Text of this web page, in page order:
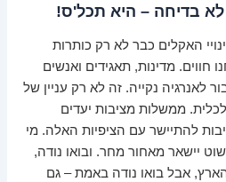
בדיחה – היא תכל'ס!
האקלים כבר לא רק כותרות
מדינות, תאגידים ואנשים
לאנרגיה נקייה. זה לא רק עניין של
ממשלות מציבות יעדים
להתיישר עם הציפיות האלה. מי
יישאר מאחור מחר. ובואו נודה,
הארץ, אבל בואו נודה באמת – גם